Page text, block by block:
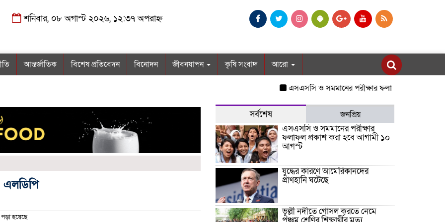
শনিবার, ০৮ অগাস্ট ২০২৬, ১২:৩৭ অপরাহ্ন
আন্তর্জাতিক বিশেষ প্রতিবেদন বিনোদন জীবনযাপন কৃষি সংবাদ আরো
এসএসসি ও সমমানের পরীক্ষার ফলাফল প্রকাশ করা হবে
হয়েছে
সর্বশেষ জনপ্রিয়
এসএসসি ও সমমানের পরীক্ষার
ফলাফল প্রকাশ করা হবে আগামী ১০
আগস্ট
যুদ্ধের কারণে আমেরিকানদের
প্রাণহানি ঘটেছে
ভূল্লী নদীতে গোসল করতে নেমে